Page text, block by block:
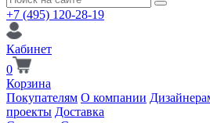
+7 (495) 120-28-19
Кабинет
0
Корзина
Покупателям О компании
проекты Доставка